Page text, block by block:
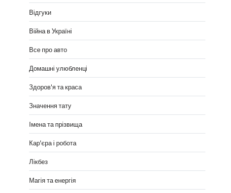
Відгуки
Війна в Україні
Все про авто
Домашні улюбленці
Здоров'я та краса
Значення тату
Імена та прізвища
Кар'єра і робота
Лікбез
Магія та енергія